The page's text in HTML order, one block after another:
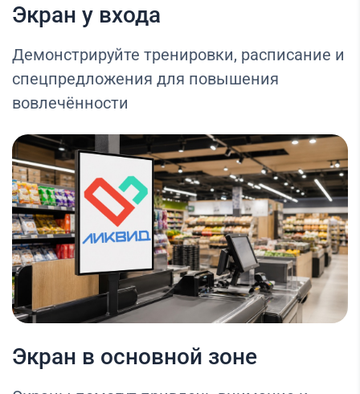
Экран у входа
Демонстрируйте тренировки, расписание и
спецпредложения для повышения
вовлечённости
Экран в основной зоне